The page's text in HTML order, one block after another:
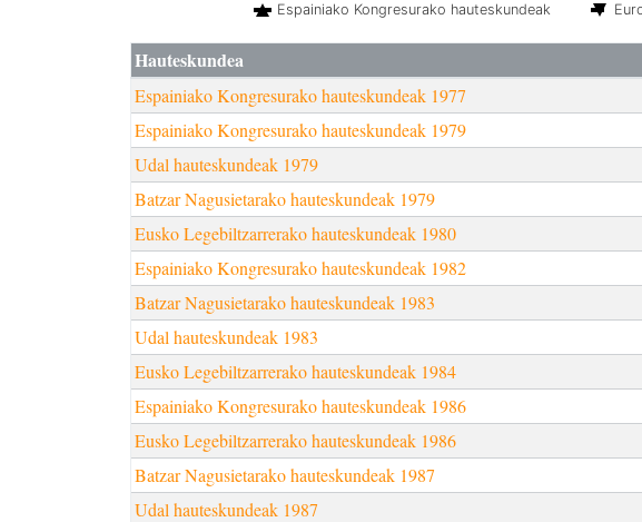
Espainiako Kongresurako hauteskundeak
Hauteskundea
Espainiako Kongresurako hauteskundeak 1977
Espainiako Kongresurako hauteskundeak 1979
Udal hauteskundeak 1979
Batzar Nagusietarako hauteskundeak 1979
Eusko Legebiltzarrerako hauteskundeak 1980
Espainiako Kongresurako hauteskundeak 1982
Batzar Nagusietarako hauteskundeak 1983
Udal hauteskundeak 1983
Eusko Legebiltzarrerako hauteskundeak 1984
Espainiako Kongresurako hauteskundeak 1986
Eusko Legebiltzarrerako hauteskundeak 1986
Batzar Nagusietarako hauteskundeak 1987
Udal hauteskundeak 1987